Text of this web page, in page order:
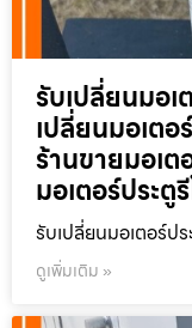
รับเปลี่ยนมอเ
เปลี่ยนมอเต
ร้านขายมอเต
มอเตอร์ประตู
รับเปลี่ยนมอเตอร์ป
ดูเพิ่มเติม »